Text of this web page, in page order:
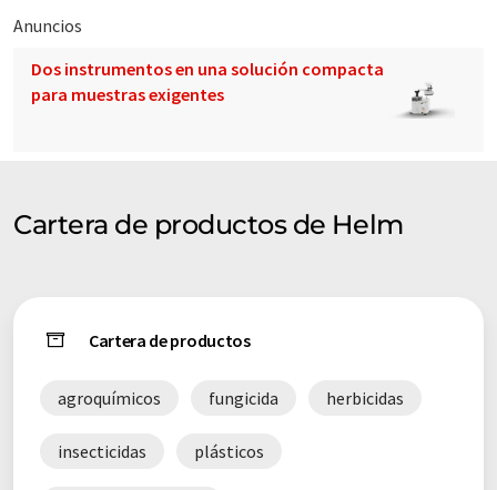
Anuncios
Dos instrumentos en una solución compacta
para muestras exigentes
Cartera de productos de Helm
Cartera de productos
agroquímicos fungicida herbicidas
insecticidas plásticos